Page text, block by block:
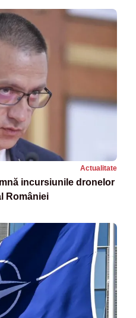
Actualitate
incursiunile dronelor
României